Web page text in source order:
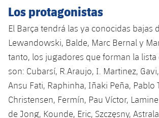
Los protagonistas
El Barça tendrá las ya conocidas bajas
Lewandowski, Balde, Marc Bernal y
tanto, los jugadores que forman la
son: Cubarsí, R.Araujo, I. Martinez,
Ansu Fati, Raphinha, Iñaki Peña, Pablo
Christensen, Fermín, Pau Víctor, Lamine
de Jong, Kounde, Eric, Szczęsny,